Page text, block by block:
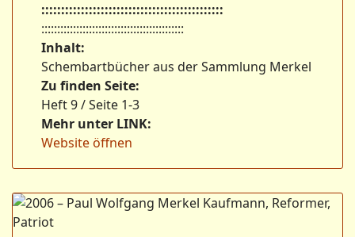
::::::::::::::::::::::::::::::::::::::::::::::
:::::::::::::::::::::::::::::::::::::::::::::
Inhalt:
Schembartbücher aus der Sammlung Merkel
Zu finden Seite:
Heft 9 / Seite 1-3
Mehr unter LINK:
Website öffnen